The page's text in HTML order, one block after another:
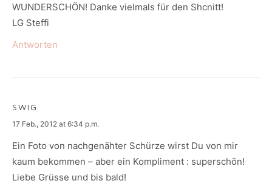
WUNDERSCHÖN! Danke vielmals für den Shcnitt!
LG Steffi
Antworten
SWIG
says:
17 Feb., 2012 at 6:34 p.m.
Ein Foto von nachgenähter Schürze wirst Du von mir
kaum bekommen – aber ein Kompliment : superschön!
Liebe Grüsse und bis bald!